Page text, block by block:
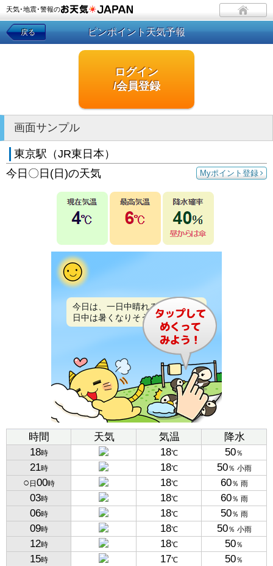
天気･地震･警報の
戻る ピンポイント天気予報
ログイン
/会員登録
画面サンプル
東京駅（JR東日本）
Myポイント登録
今日〇日(日)の天気
今日は、一日中晴れるでしょう。
日中は暑くなりそうです。
時間 天気 気温
降水
18時 18℃ 50％
21時 18℃ 50％ 小雨
○ 日 00時 18℃ 60％ 雨
03時 18℃ 60％ 雨
06時 18℃ 50％ 雨
09時 18℃ 50％ 小雨
12時 18℃ 50％
15時 17℃ 50％